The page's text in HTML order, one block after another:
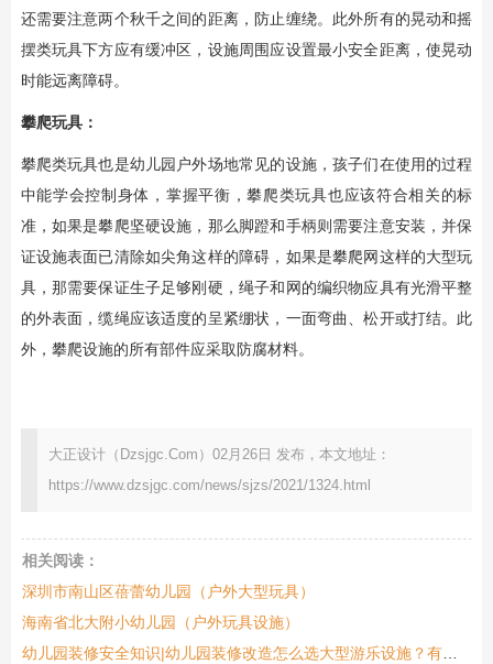
还需要注意两个秋千之间的距离，防止缠绕。此外所有的晃动和摇
摆类玩具下方应有缓冲区，设施周围应设置最小安全距离，使晃动
时能远离障碍。
攀爬玩具：
攀爬类玩具也是幼儿园户外场地常见的设施，孩子们在使用的过程
中能学会控制身体，掌握平衡，攀爬类玩具也应该符合相关的标
准，如果是攀爬坚硬设施，那么脚蹬和手柄则需要注意安装，并保
证设施表面已清除如尖角这样的障碍，如果是攀爬网这样的大型玩
具，那需要保证生子足够刚硬，绳子和网的编织物应具有光滑平整
的外表面，缆绳应该适度的呈紧绷状，一面弯曲、松开或打结。此
外，攀爬设施的所有部件应采取防腐材料。
大正设计（Dzsjgc.Com）02月26日 发布，本文地址：
https://www.dzsjgc.com/news/sjzs/2021/1324.html
相关阅读：
深圳市南山区蓓蕾幼儿园（户外大型玩具）
海南省北大附小幼儿园（户外玩具设施）
幼儿园装修安全知识|幼儿园装修改造怎么选大型游乐设施？有哪些好处？